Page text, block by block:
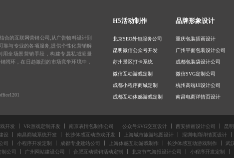
合的互联网营销公司,从广告物料设计到
靠与专业的各项服务,提供个性化营销解
全场景营销手段，构建专属私域流量
闭环，在日趋激烈的市场竞争环境中，
H5活动制作
北京SEO外包服务公司
昆明微信公众号开发
苏州景区打卡系统
微信互动游戏定制
成都小程序商城定制
成都互动体感游戏定制
深圳游戏小程序开发
互动小程序开发
品牌形象设计
重庆包装插画设计
广州平面包装设计公司
成都包装袋设计公司
微信SVG定制公司
杭州高端UI设计公司
南昌电商详情页设计
深圳公众号长图设计公
司
广州MG视频制作公司
开发 VR游戏定制开发 南京表情包制作公司 公众号SVG交互设计 西安插画设计公司 昆
设 南昌商城系统开发 长沙体感互动游戏开发 上海城市旅游地图设计 深圳电商详情页设计
司 小程序开发定制 成都专业建站公司 上海体感互动游戏制作 长沙体感互动游戏制作 武
公司 广州网站建设公司 合肥互动营销活动定制 北京节气海报设计公司 小程序开发定制